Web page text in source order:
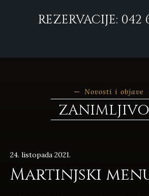
REZERVACIJE: 042
Novosti i objave
24. listopada 2021.
Martinjski menu